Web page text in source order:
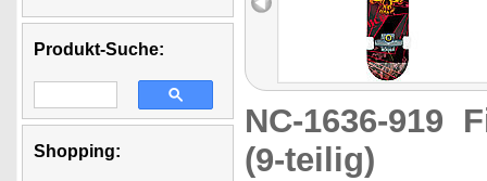
Produkt-Suche:
Shopping:
NC-1636-919
(9-teilig)